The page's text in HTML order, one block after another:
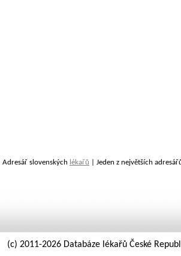
Adresář slovenských lékařů | Jeden z největších
(c) 2011-2026 Databáze lékařů České